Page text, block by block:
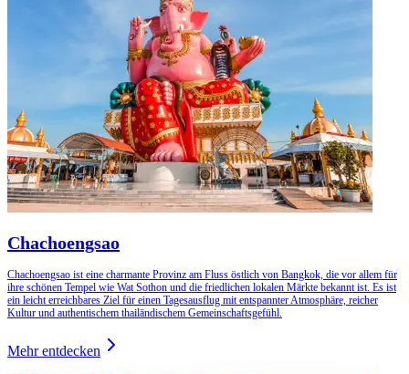
Chachoengsao
Chachoengsao ist eine charmante Provinz am Fluss östlich von Bangkok, die vor allem für
ihre schönen Tempel wie Wat Sothon und die friedlichen lokalen Märkte bekannt ist. Es ist
ein leicht erreichbares Ziel für einen Tagesausflug mit entspannter Atmosphäre, reicher
Kultur und authentischem thailändischem Gemeinschaftsgefühl.
Mehr entdecken